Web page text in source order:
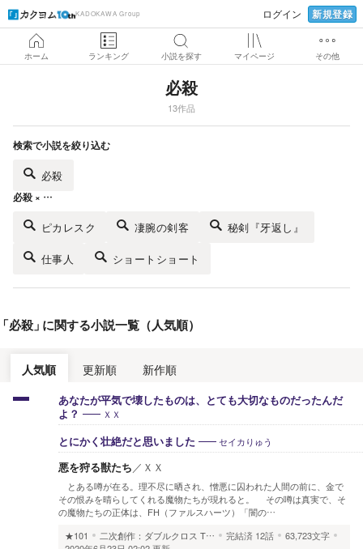
KADOKAWA Group ログイン 新規登録
ホーム ランキング 小説を探す マイページ その他
必殺
13作品
検索で小説を絞り込む
必殺
必殺 × …
ピカレスク 凄腕の剣客 秘剣『牙返し』
仕事人 ショートショート
必殺 」に関する小説一覧（人気順）
人気順 更新順 新作順
あなたが平気で壊したものは、とても大切なものだったんだ
よ？
ＸＸ
とにかく壮絶だと思いました セイカりゅう
悪を狩る獣たち／ ＸＸ
とある噂が在る。理不尽に晒され、憎悪に囚われた人間の前に、金で
その恨みを晴らしてくれる魔物たちが現れると。 その噂は真実で、そ
の魔物たちの正体は、FH（ファルスハーツ）「闇の…
★101
二次創作：ダブルクロス T… 完結済 12話
63,723文字